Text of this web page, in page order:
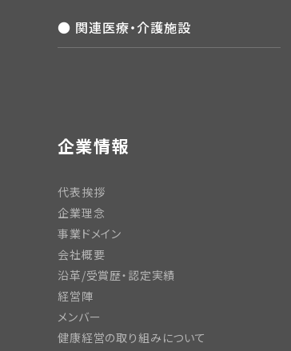
● 関連医療・介護施設
企業情報
代表挨拶
企業理念
事業ドメイン
会社概要
沿革/受賞歴・認定実績
経営陣
メンバー
健康経営の取り組みについて